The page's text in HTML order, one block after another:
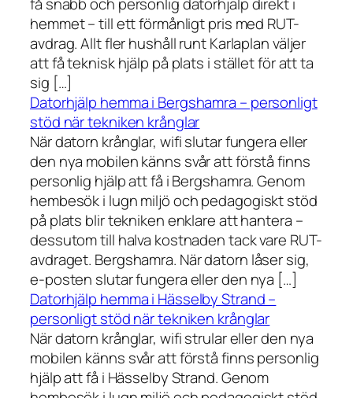
få snabb och personlig datorhjälp direkt i
hemmet – till ett förmånligt pris med RUT-
avdrag. Allt fler hushåll runt Karlaplan väljer
att få teknisk hjälp på plats i stället för att ta
sig […]
Datorhjälp hemma i Bergshamra – personligt
stöd när tekniken krånglar
När datorn krånglar, wifi slutar fungera eller
den nya mobilen känns svår att förstå finns
personlig hjälp att få i Bergshamra. Genom
hembesök i lugn miljö och pedagogiskt stöd
på plats blir tekniken enklare att hantera –
dessutom till halva kostnaden tack vare RUT-
avdraget. Bergshamra. När datorn låser sig,
e-posten slutar fungera eller den nya […]
Datorhjälp hemma i Hässelby Strand –
personligt stöd när tekniken krånglar
När datorn krånglar, wifi strular eller den nya
mobilen känns svår att förstå finns personlig
hjälp att få i Hässelby Strand. Genom